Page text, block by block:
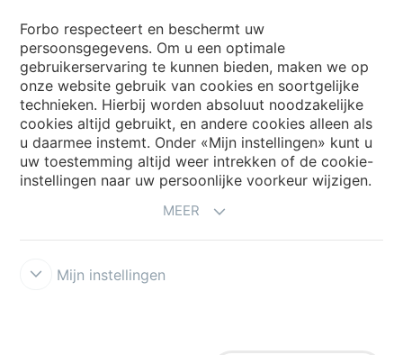
Forbo Flooring Systems
Forbo Movement Systems
Kies een land
Forbo respecteert en beschermt uw
persoonsgegevens. Om u een optimale
gebruikerservaring te kunnen bieden, maken we op
onze website gebruik van cookies en soortgelijke
technieken. Hierbij worden absoluut noodzakelijke
cookies altijd gebruikt, en andere cookies alleen als
u daarmee instemt. Onder «Mijn instellingen» kunt u
uw toestemming altijd weer intrekken of de cookie-
instellingen naar uw persoonlijke voorkeur wijzigen.
MEER
Mijn instellingen